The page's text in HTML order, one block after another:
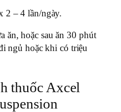
2 – 4 lần/ngày.
ăn, hoặc sau ăn 30 phút
ngủ hoặc khi có triệu
thuốc Axcel